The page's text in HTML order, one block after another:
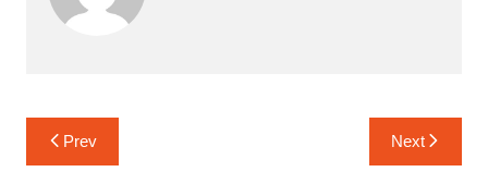
Navigasi
pos
Prev Next